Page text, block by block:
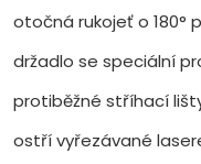
otočná rukojeť o 180°
držadlo se speciální
protiběžné stříhací
ostří vyřezávané